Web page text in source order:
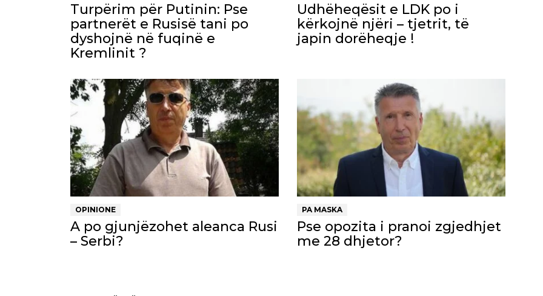
Turpërim për Putinin: Pse
partnerët e Rusisë tani po
dyshojnë në fuqinë e
Kremlinit ?
Udhëheqësit e LDK po i
kërkojnë njëri – tjetrit, të
japin dorëheqje !
OPINIONE
A po gjunjëzohet aleanca Rusi
– Serbi?
PA MASKA
Pse opozita i pranoi zgjedhjet
me 28 dhjetor?